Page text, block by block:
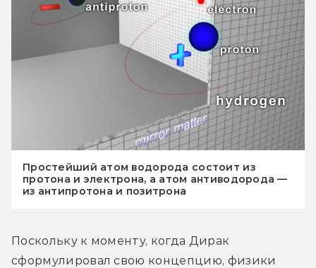
Простейший атом водорода состоит из
протона и электрона, а атом антиводорода —
из антипротона и позитрона
Поскольку к моменту, когда Дирак
сформулировал свою концепцию, физики